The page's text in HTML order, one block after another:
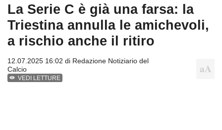
La Serie C è già una farsa: la
Triestina annulla le amichevoli,
a rischio anche il ritiro
12.07.2025 16:02 di Redazione Notiziario del
Calcio
VEDI LETTURE